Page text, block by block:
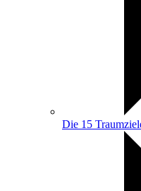
Die 15